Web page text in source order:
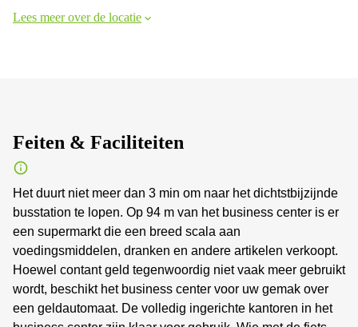
Lees meer over de locatie
Feiten & Faciliteiten
Het duurt niet meer dan 3 min om naar het dichtstbijzijnde
busstation te lopen. Op 94 m van het business center is er
een supermarkt die een breed scala aan
voedingsmiddelen, dranken en andere artikelen verkoopt.
Hoewel contant geld tegenwoordig niet vaak meer gebruikt
wordt, beschikt het business center voor uw gemak over
een geldautomaat. De volledig ingerichte kantoren in het